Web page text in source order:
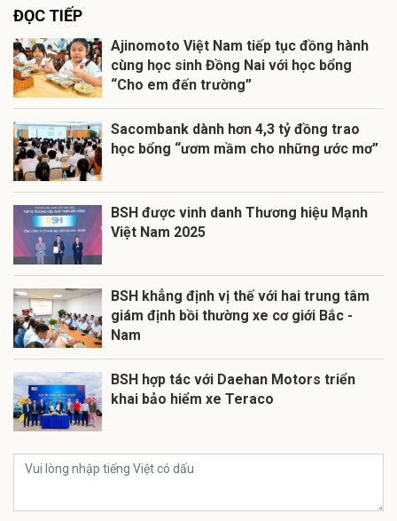
ĐỌC TIẾP
Ajinomoto Việt Nam tiếp tục đồng hành
cùng học sinh Đồng Nai với học bổng
“Cho em đến trường”
Sacombank dành hơn 4,3 tỷ đồng trao
học bổng “ươm mầm cho những ước mơ”
BSH được vinh danh Thương hiệu Mạnh
Việt Nam 2025
BSH khẳng định vị thế với hai trung tâm
giám định bồi thường xe cơ giới Bắc -
Nam
BSH hợp tác với Daehan Motors triển
khai bảo hiểm xe Teraco